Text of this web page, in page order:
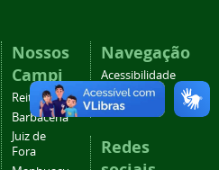
Nossos
Campi
Reitoria
Barbacena
Juiz de
Fora
Navegação
Acessibilidade
Mapa do
site
Redes